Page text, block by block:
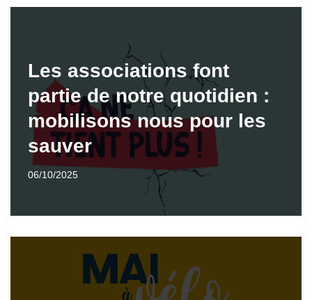
Les associations font
partie de notre quotidien :
mobilisons nous pour les
sauver
06/10/2025